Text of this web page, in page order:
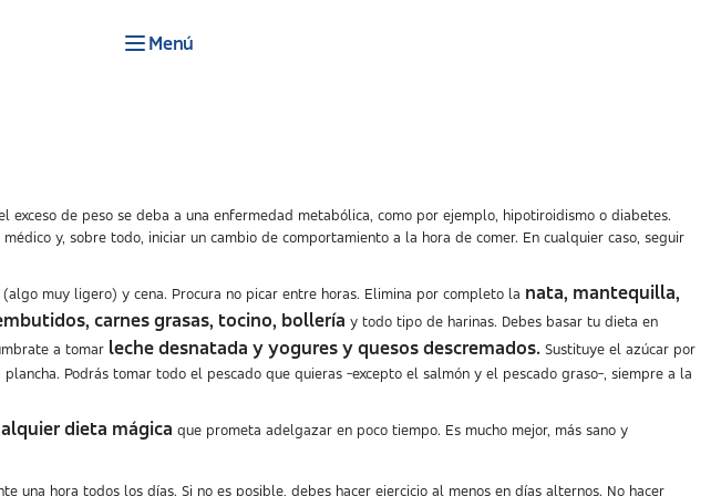
Menú
de peso se deba a una enfermedad metabólica, como por ejemplo, hipotiroidismo o diabetes.
y, sobre todo, iniciar un cambio de comportamiento a la hora de comer. En cualquier caso, seguir
muy ligero) y cena. Procura no picar entre horas. Elimina por completo la nata, mantequilla,
carnes grasas, tocino, bollería y todo tipo de harinas. Debes basar tu dieta en
a tomar leche desnatada y yogures y quesos descremados. Sustituye el azúcar por
Podrás tomar todo el pescado que quieras -excepto el salmón y el pescado graso-, siempre a la
dieta mágica que prometa adelgazar en poco tiempo. Es mucho mejor, más sano y
hora todos los días. Si no es posible, debes hacer ejercicio al menos en días alternos. No hacer